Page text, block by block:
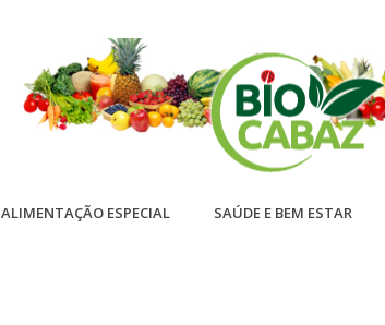
ALIMENTAÇÃO ESPECIAL SAÚDE E BEM ESTAR